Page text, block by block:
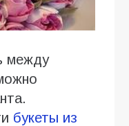
между
букеты из